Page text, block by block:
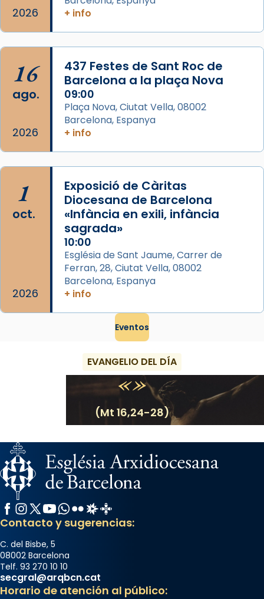
Mataró en reivindicarà les relíq
...
2026
+ info
16
ago.
2026
437 Festes de Sant Roc de
Barcelona a la plaça Nova
09:00
Plaça Nova, Ciutat Vella, 08002
Barcelona, Espanya
+ info
1
oct.
2026
Exposició de Càritas
Diocesana de Barcelona
«Infància en exili, infància
sagrada»
10:00
Església de Sant Jaume, Carrer de
Ferran, 28, Ciutat Vella, 08002
Barcelona, Espanya
+ info
Eventos
EVANGELIO DEL DÍA
(Mt 16,24-28)
Facebook
Instagram
X / Twitter
YouTube
WhatsApp
FlickrRadio Estel
Catalunya Cristiana
Contacto y sugerencias:
C. del Bisbe, 5
08002 Barcelona
Telf. 93 270 10 10
secgral@arqbcn.cat
Horario de atención al público: